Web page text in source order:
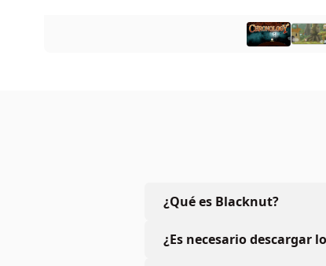
¿Qué es Blacknut?
¿Es necesario descargar